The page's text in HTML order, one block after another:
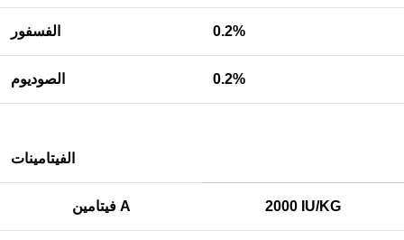
الفسفور 0.2%
الصوديوم 0.2%
الفيتامينات
فيتامين A 2000 IU/KG